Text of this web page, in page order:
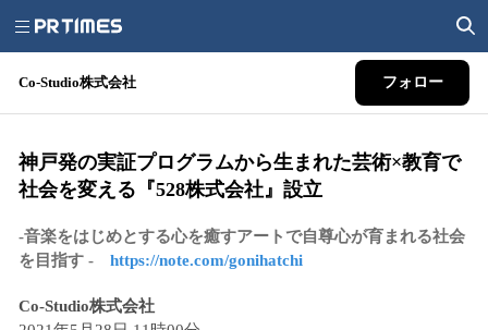
Co-Studio株式会社 フォロー
神戸発の実証プログラムから生まれた芸術×教育で
社会を変える『528株式会社』設立
-音楽をはじめとする心を癒すアートで自尊心が育まれる社会
を目指す - https://note.com/gonihatchi
Co-Studio株式会社